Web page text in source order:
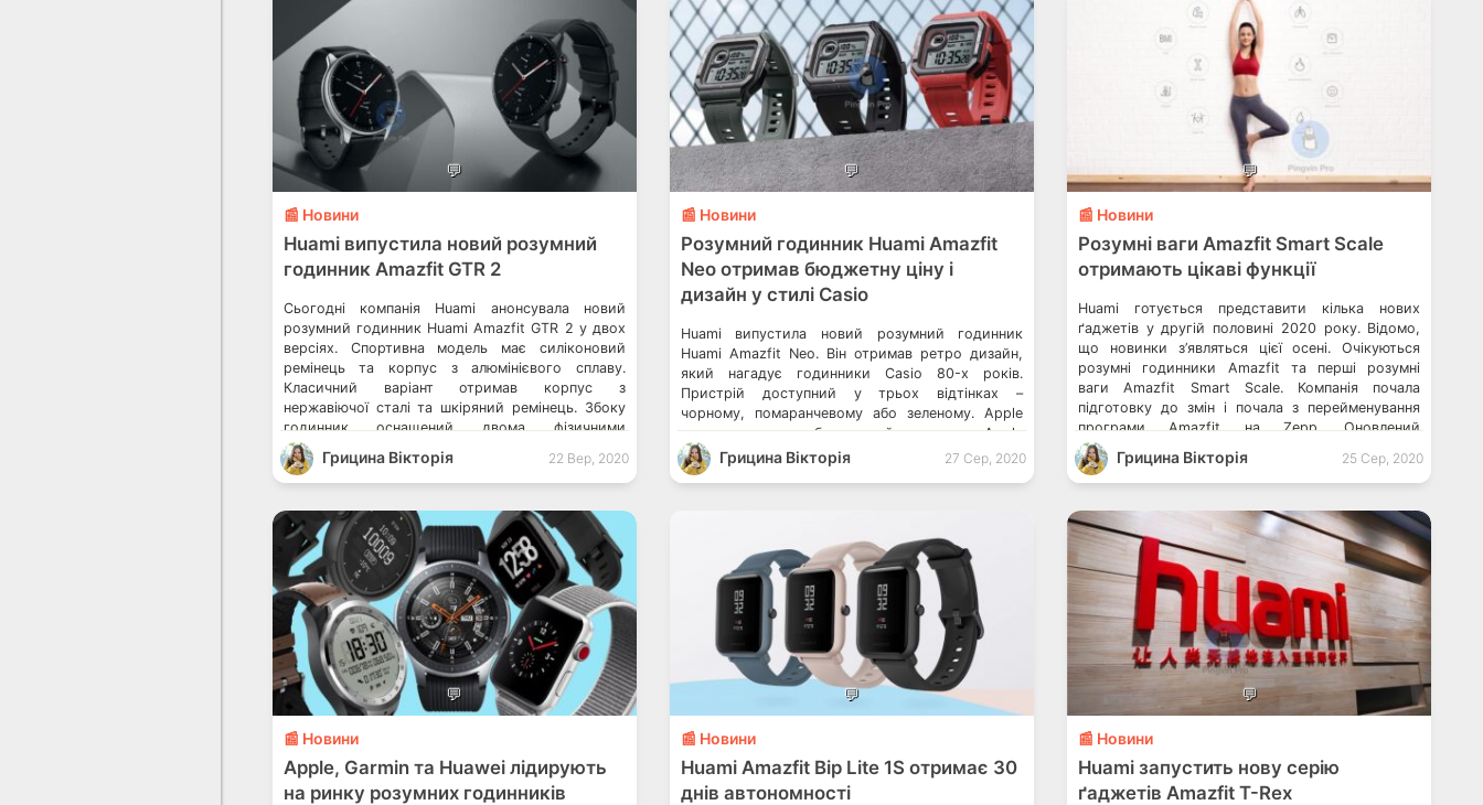
💬
📰 Новини
Huami випустила новий розумний
годинник Amazfit GTR 2
Сьогодні компанія Huami анонсувала новий
розумний годинник Huami Amazfit GTR 2 у двох
версіях. Спортивна модель має силіконовий
ремінець та корпус з алюмінієвого сплаву.
Класичний варіант отримав корпус з
нержавіючої сталі та шкіряний ремінець. Збоку
годинник оснащений двома фізичними
багатофункціональними кнопками. Фітнес-
браслет Huami Amazfit Band 5 отримав
підтримку Alexa та SpO2 Розумний годинник
Грицина Вікторія 22 Вер, 2020
💬
📰 Новини
Розумний годинник Huami Amazfit
Neo отримав бюджетну ціну і
дизайн у стилі Casio
Huami випустила новий розумний годинник
Huami Amazfit Neo. Він отримав ретро дизайн,
який нагадує годинники Casio 80-х років.
Пристрій доступний у трьох відтінках –
чорному, помаранчевому або зеленому. Apple
може випустити бюджетний годинник Apple
Watch SE Huami представила розумні годинники
Zepp E Розумні ваги Amazfit Smart Scale
Грицина Вікторія 27 Сер, 2020
💬
📰 Новини
Розумні ваги Amazfit Smart Scale
отримають цікаві функції
Huami готується представити кілька нових
ґаджетів у другій половині 2020 року. Відомо,
що новинки з’являться цієї осені. Очікуються
розумні годинники Amazfit та перші розумні
ваги Amazfit Smart Scale. Компанія почала
підготовку до змін і почала з перейменування
програми Amazfit на Zepp. Оновлений
застосунок розкрив кілька функцій розумних
ваг, а також дизайн. Apple, Garmin та Huawei […]
Грицина Вікторія 25 Сер, 2020
💬
📰 Новини
Apple, Garmin та Huawei лідирують
на ринку розумних годинників
💬
📰 Новини
Huami Amazfit Bip Lite 1S отримає 30
днів автономності
💬
📰 Новини
Huami запустить нову серію
ґаджетів Amazfit T-Rex